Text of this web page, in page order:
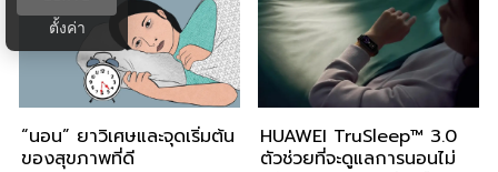
“นอน” ยาวิเศษและจุดเริ่มต้น
ของสุขภาพที่ดี
HUAWEI TruSleep™ 3.0
ตัวช่วยที่จะดูแลการนอนไม่
ตั้งค่า